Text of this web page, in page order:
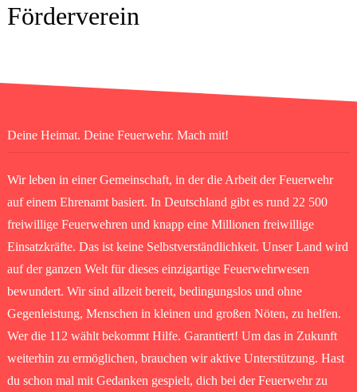
Förderverein
Deine Heimat. Deine Feuerwehr. Mach mit!
Wir leben in einer Gemeinschaft, in der die Arbeit der Feuerwehr
auf einem Ehrenamt basiert. In Deutschland gibt es rund 22 500
freiwillige Feuerwehren und knapp eine Millionen freiwillige
Einsatzkräfte. Das ist keine Selbstverständlichkeit. Unser Land wird
auf der ganzen Welt für dieses einzigartige Feuerwehrwesen
bewundert. Wir sind allzeit bereit, bedingungslos und ohne
Gegenleistung, Menschen in kleinen und großen Nöten, zu helfen.
Wer die 112 wählt bekommt Hilfe. Garantiert! Um das in Zukunft
weiterhin zu ermöglichen, brauchen wir aktive Unterstützung. Hast
du schon mal mit Gedanken gespielt, dich bei der Feuerwehr zu